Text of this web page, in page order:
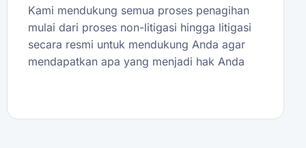
Kami mendukung semua proses penagihan
mulai dari proses non-litigasi hingga litigasi
secara resmi untuk mendukung Anda agar
mendapatkan apa yang menjadi hak Anda